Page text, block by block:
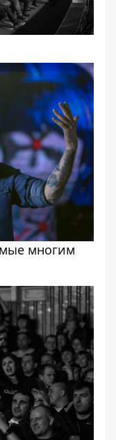
многим